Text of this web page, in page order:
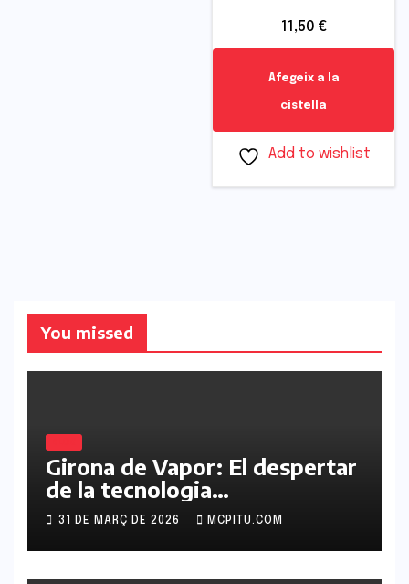
11,50 €
Afegeix a la
cistella
Add to wishlist
You missed
Girona de Vapor: El despertar
de la tecnologia
retrofuturista a Catalunya
31 DE MARÇ DE 2026 MCPITU.COM